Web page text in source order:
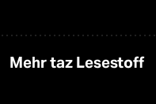
Mehr taz Lesestoff